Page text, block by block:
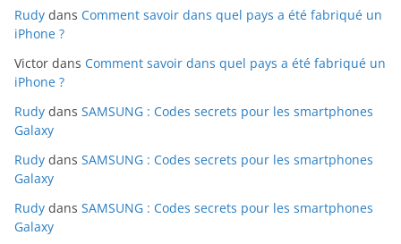
Rudy dans Comment savoir dans quel pays a été fabriqué un
iPhone ?
Victor dans Comment savoir dans quel pays a été fabriqué un
iPhone ?
Rudy dans SAMSUNG : Codes secrets pour les smartphones
Galaxy
Rudy dans SAMSUNG : Codes secrets pour les smartphones
Galaxy
Rudy dans SAMSUNG : Codes secrets pour les smartphones
Galaxy